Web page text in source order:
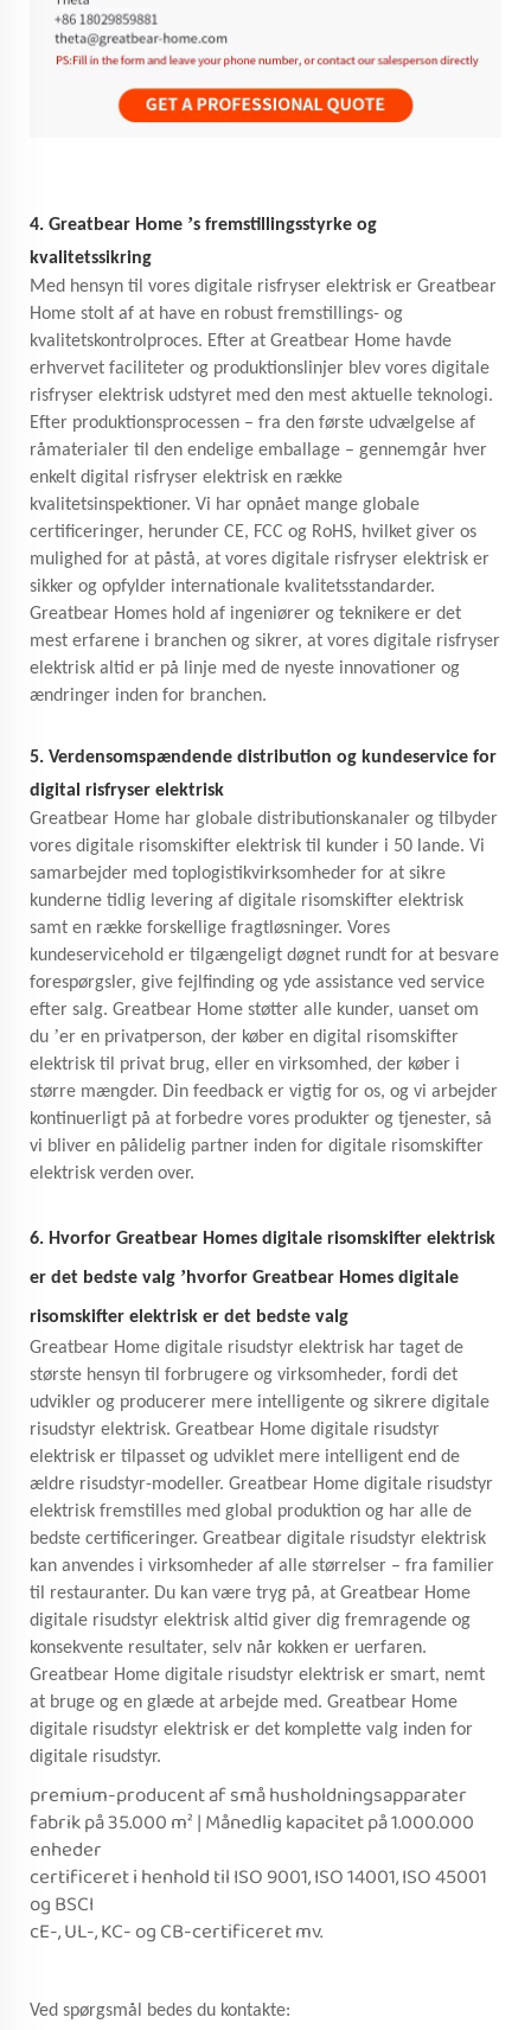
4. Greatbear Home ’s fremstillingsstyrke og
kvalitetssikring
Med hensyn til vores digitale risfryser elektrisk er Greatbear
Home stolt af at have en robust fremstillings- og
kvalitetskontrolproces. Efter at Greatbear Home havde
erhvervet faciliteter og produktionslinjer blev vores digitale
risfryser elektrisk udstyret med den mest aktuelle teknologi.
Efter produktionsprocessen – fra den første udvælgelse af
råmaterialer til den endelige emballage – gennemgår hver
enkelt digital risfryser elektrisk en række
kvalitetsinspektioner. Vi har opnået mange globale
certificeringer, herunder CE, FCC og RoHS, hvilket giver os
mulighed for at påstå, at vores digitale risfryser elektrisk er
sikker og opfylder internationale kvalitetsstandarder.
Greatbear Homes hold af ingeniører og teknikere er det
mest erfarene i branchen og sikrer, at vores digitale risfryser
elektrisk altid er på linje med de nyeste innovationer og
ændringer inden for branchen.
5. Verdensomspændende distribution og kundeservice for
digital risfryser elektrisk
Greatbear Home har globale distributionskanaler og tilbyder
vores digitale risomskifter elektrisk til kunder i 50 lande. Vi
samarbejder med toplogistikvirksomheder for at sikre
kunderne tidlig levering af digitale risomskifter elektrisk
samt en række forskellige fragtløsninger. Vores
kundeservicehold er tilgængeligt døgnet rundt for at besvare
forespørgsler, give fejlfinding og yde assistance ved service
efter salg. Greatbear Home støtter alle kunder, uanset om
du ’er en privatperson, der køber en digital risomskifter
elektrisk til privat brug, eller en virksomhed, der køber i
større mængder. Din feedback er vigtig for os, og vi arbejder
kontinuerligt på at forbedre vores produkter og tjenester, så
vi bliver en pålidelig partner inden for digitale risomskifter
elektrisk verden over.
6. Hvorfor Greatbear Homes digitale risomskifter elektrisk
er det bedste valg ’hvorfor Greatbear Homes digitale
risomskifter elektrisk er det bedste valg
Greatbear Home digitale risudstyr elektrisk har taget de
største hensyn til forbrugere og virksomheder, fordi det
udvikler og producerer mere intelligente og sikrere digitale
risudstyr elektrisk. Greatbear Home digitale risudstyr
elektrisk er tilpasset og udviklet mere intelligent end de
ældre risudstyr-modeller. Greatbear Home digitale risudstyr
elektrisk fremstilles med global produktion og har alle de
bedste certificeringer. Greatbear digitale risudstyr elektrisk
kan anvendes i virksomheder af alle størrelser – fra familier
til restauranter. Du kan være tryg på, at Greatbear Home
digitale risudstyr elektrisk altid giver dig fremragende og
konsekvente resultater, selv når kokken er uerfaren.
Greatbear Home digitale risudstyr elektrisk er smart, nemt
at bruge og en glæde at arbejde med. Greatbear Home
digitale risudstyr elektrisk er det komplette valg inden for
digitale risudstyr.
premium-producent af små husholdningsapparater
fabrik på 35.000 m² | Månedlig kapacitet på 1.000.000
enheder
certificeret i henhold til ISO 9001, ISO 14001, ISO 45001
og BSCI
cE-, UL-, KC- og CB-certificeret mv.
Ved spørgsmål bedes du kontakte: